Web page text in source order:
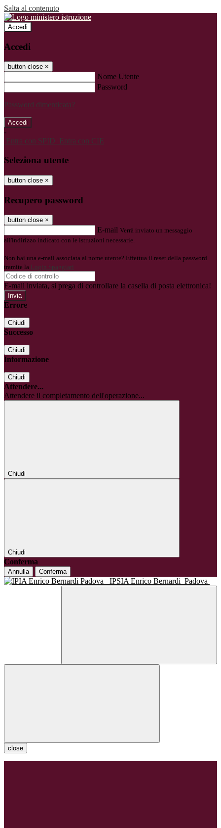
Salta al contenuto
Accedi
Accedi
button close ×
Nome Utente
Password
Password dimenticata?
-
Entra con SPID Entra con CIE
Seleziona utente
button close ×
Recupero password
button close ×
E-mail Verrà inviato un messaggio
all'indirizzo indicato con le istruzioni necessarie.
Non hai una e-mail associata al nome utente? Effettua il reset della password
tramite la Login Spaggiari
E-mail inviata, si prega di controllare la casella di posta elettronica!
Errore
Chiudi
Successo
Chiudi
Informazione
Chiudi
Attendere...
Attendere il completamento dell'operazione...
Chiudi
Chiudi
Conferma
Annulla Conferma
IPSIA Enrico Bernardi Padova
close